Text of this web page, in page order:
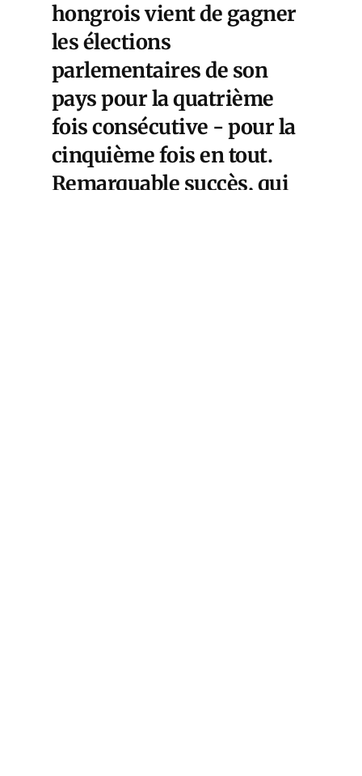
hongrois vient de gagner
les élections
parlementaires de son
pays pour la quatrième
fois consécutive - pour la
cinquième fois en tout.
Remarquable succès, qui